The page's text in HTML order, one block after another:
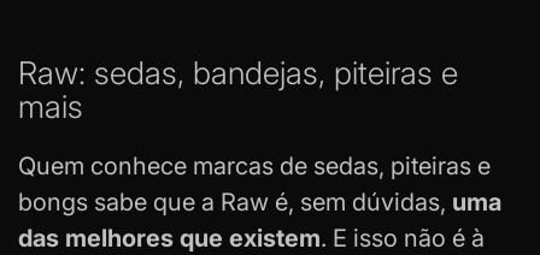
verdinha. Incrível, não é mesmo?
Aqui na Tabacaria da Mata, você encontra os
São sedas, piteiras, bandejas, boladores,
bongs, filtros e outros acessórios
para bolar
Raw: sedas, bandejas, piteiras e
mais
Quem conhece marcas de sedas, piteiras e
bongs sabe que a Raw é, sem dúvidas, uma
das melhores que existem. E isso não é à